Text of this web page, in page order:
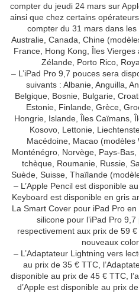
compter du jeudi 24 mars sur
ainsi que chez certains
compter du 31 mars dans les
Australie, Canada, Chine
France, Hong Kong, Îles
Zélande, Porto Rico,
– L’iPad Pro 9,7 pouces sera
suivants : Albanie, Anguilla,
Belgique, Bosnie, Bulgarie,
Estonie, Finlande, Grèce,
Hongrie, Islande, Îles Caïmans,
Kosovo, Lettonie,
Macédoine, Macao (modèles
Monténégro, Norvège, Pays-
tchèque, Roumanie, Russie,
Suède, Suisse, Thaïlande
– L’Apple Pencil est disponible
Keyboard est disponible en gris
La Smart Cover pour iPad Pro
silicone pour l’iPad Pro
respectivement aux prix de 59
nouveaux
– L’Adaptateur Lightning vers
au prix de 35 € TTC,
disponible au prix de 45 € TTC,
d’Apple est disponible au prix